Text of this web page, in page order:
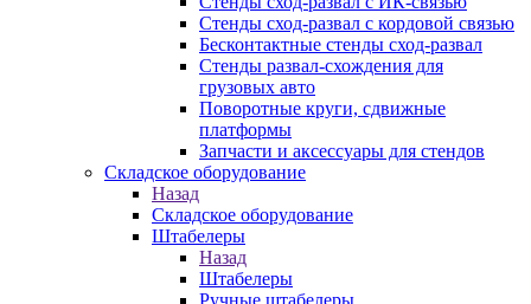
Стенды сход-развал с кордовой связью
Бесконтактные стенды сход-развал
Стенды развал-схождения для
грузовых авто
Поворотные круги, сдвижные
платформы
Запчасти и аксессуары для стендов
Складское оборудование
Назад
Складское оборудование
Штабелеры
Назад
Штабелеры
Ручные штабелеры